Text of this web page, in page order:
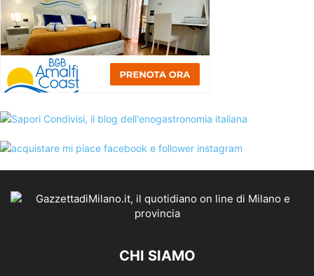
CHI SIAMO